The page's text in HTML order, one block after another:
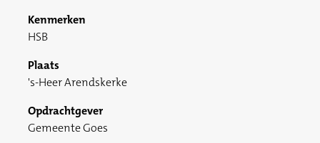
Kenmerken
HSB
Plaats
's-Heer Arendskerke
Opdrachtgever
Gemeente Goes